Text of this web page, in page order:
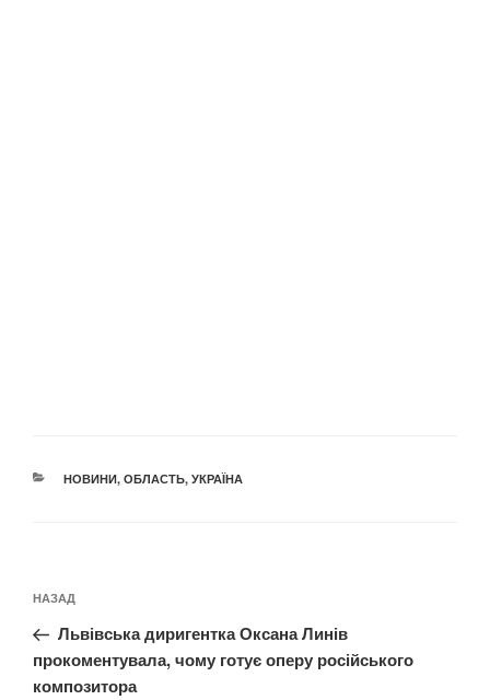
КАТЕГОРІЇ
НОВИНИ, ОБЛАСТЬ, УКРАЇНА
записів
Попередній
запис:
НАЗАД
Львівська диригентка Оксана Линів
прокоментувала, чому готує оперу російського
композитора